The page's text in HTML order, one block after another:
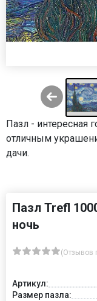
Пазл - интересная
отличным
дачи.
Пазл Trefl
ночь
(Отзывов
Артикул:
Размер пазла: